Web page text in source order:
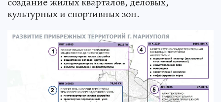
культурных и спортивных зон.